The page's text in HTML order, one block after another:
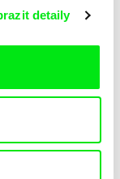
detaily